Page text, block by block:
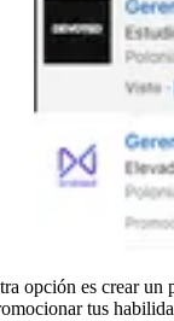
opción es crear
tus